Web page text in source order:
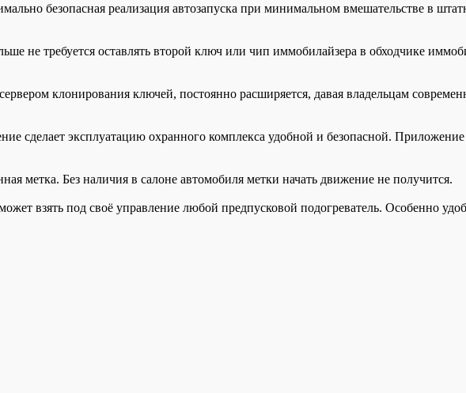
безопасная реализация автозапуска при минимальном вмешательстве в
не требуется оставлять второй ключ или чип иммобилайзера в обходчике
клонирования ключей, постоянно расширяется, давая владельцам
сделает эксплуатацию охранного комплекса удобной и безопасной.
метка. Без наличия в салоне автомобиля метки начать движение не получится.
взять под своё управление любой предпусковой подогреватель. Особенно